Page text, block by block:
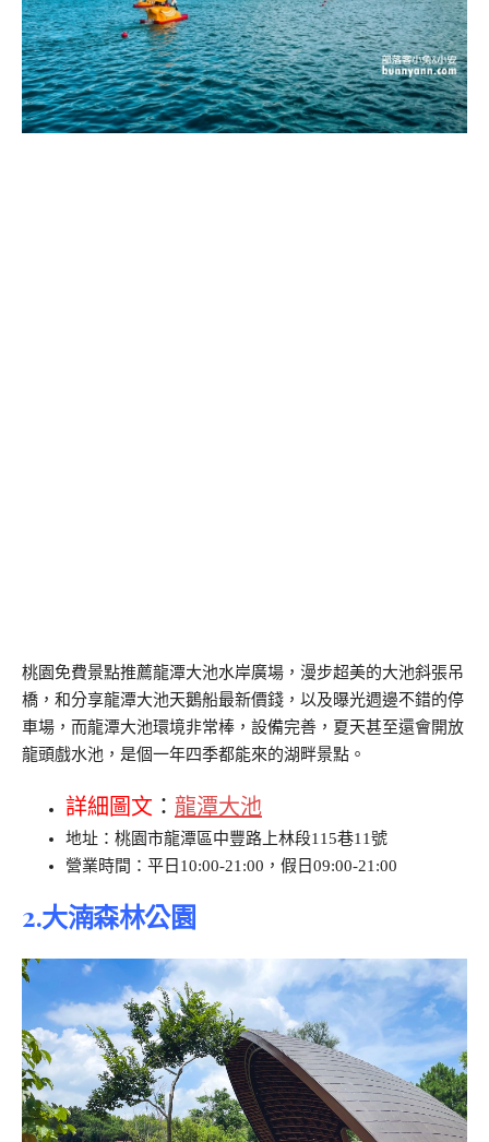
桃園免費景點推薦龍潭大池水岸廣場，漫步超美的大池斜張吊
橋，和分享龍潭大池天鵝船最新價錢，以及曝光週邊不錯的停
車場，而龍潭大池環境非常棒，設備完善，夏天甚至還會開放
龍頭戲水池，是個一年四季都能來的湖畔景點。
詳細圖文 ： 龍潭大池
地址：桃園市龍潭區中豐路上林段115巷11號
營業時間：平日10:00-21:00，假日09:00-21:00
2.大湳森林公園